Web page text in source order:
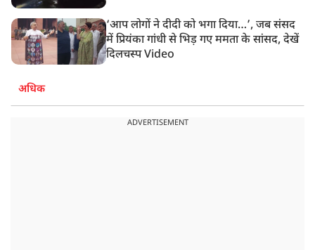
‘आप लोगों ने दीदी को भगा दिया…’, जब संसद
में प्रियंका गांधी से भिड़ गए ममता के सांसद, देखें
दिलचस्प Video
अधिक
ADVERTISEMENT